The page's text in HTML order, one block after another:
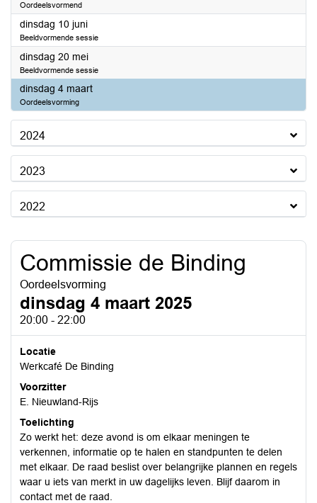
Oordeelsvormend
dinsdag 10 juni2025
Beeldvormende sessie
dinsdag 20 mei2025
Beeldvormende sessie
dinsdag 4 maart2025
Oordeelsvorming
2024
2023
2022
Commissie de Binding
Oordeelsvorming
dinsdag 4 maart 2025
20:00 - 22:00
Locatie
Werkcafé De Binding
Voorzitter
E. Nieuwland-Rijs
Toelichting
Zo werkt het: deze avond is om elkaar meningen te
verkennen, informatie op te halen en standpunten te delen
met elkaar. De raad beslist over belangrijke plannen en regels
waar u iets van merkt in uw dagelijks leven. Blijf daarom in
contact met de raad.